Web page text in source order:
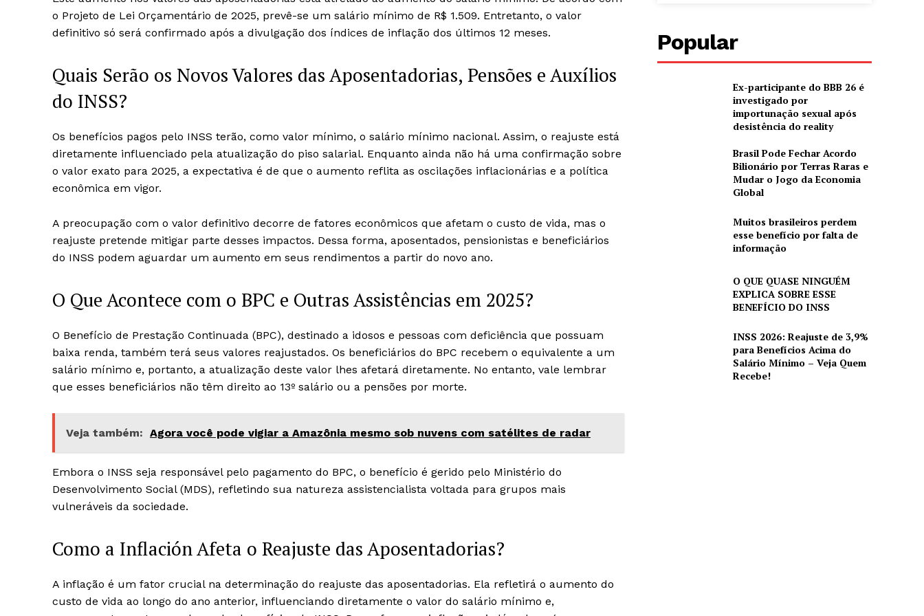
o Projeto de Lei Orçamentário de 2025, prevê-se um salário mínimo de R$ 1.509. Entretanto, o valor
definitivo só será confirmado após a divulgação dos índices de inflação dos últimos 12 meses.
Quais Serão os Novos Valores das Aposentadorias, Pensões e Auxílios
do INSS?
Os benefícios pagos pelo INSS terão, como valor mínimo, o salário mínimo nacional. Assim, o reajuste está
diretamente influenciado pela atualização do piso salarial. Enquanto ainda não há uma confirmação sobre
o valor exato para 2025, a expectativa é de que o aumento reflita as oscilações inflacionárias e a política
econômica em vigor.
A preocupação com o valor definitivo decorre de fatores econômicos que afetam o custo de vida, mas o
reajuste pretende mitigar parte desses impactos. Dessa forma, aposentados, pensionistas e beneficiários
do INSS podem aguardar um aumento em seus rendimentos a partir do novo ano.
O Que Acontece com o BPC e Outras Assistências em 2025?
O Benefício de Prestação Continuada (BPC), destinado a idosos e pessoas com deficiência que possuam
baixa renda, também terá seus valores reajustados. Os beneficiários do BPC recebem o equivalente a um
salário mínimo e, portanto, a atualização deste valor lhes afetará diretamente. No entanto, vale lembrar
que esses beneficiários não têm direito ao 13º salário ou a pensões por morte.
Veja também: Agora você pode vigiar a Amazônia mesmo sob nuvens com satélites de radar
Embora o INSS seja responsável pelo pagamento do BPC, o benefício é gerido pelo Ministério do
Desenvolvimento Social (MDS), refletindo sua natureza assistencialista voltada para grupos mais
vulneráveis da sociedade.
Como a Inflación Afeta o Reajuste das Aposentadorias?
A inflação é um fator crucial na determinação do reajuste das aposentadorias. Ela refletirá o aumento do
custo de vida ao longo do ano anterior, influenciando diretamente o valor do salário mínimo e,
Popular
Ex-participante do BBB 26 é
investigado por
importunação sexual após
desistência do reality
Brasil Pode Fechar Acordo
Bilionário por Terras Raras e
Mudar o Jogo da Economia
Global
Muitos brasileiros perdem
esse benefício por falta de
informação
O QUE QUASE NINGUÉM
EXPLICA SOBRE ESSE
BENEFÍCIO DO INSS
INSS 2026: Reajuste de 3,9%
para Benefícios Acima do
Salário Mínimo – Veja Quem
Recebe!